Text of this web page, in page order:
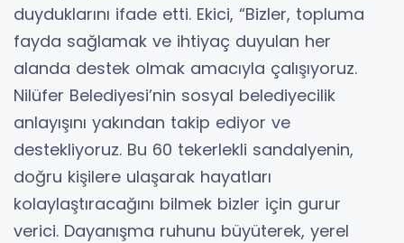
duyduklarını ifade etti. Ekici, “Bizler, topluma
fayda sağlamak ve ihtiyaç duyulan her
alanda destek olmak amacıyla çalışıyoruz.
Nilüfer Belediyesi’nin sosyal belediyecilik
anlayışını yakından takip ediyor ve
destekliyoruz. Bu 60 tekerlekli sandalyenin,
doğru kişilere ulaşarak hayatları
kolaylaştıracağını bilmek bizler için gurur
verici. Dayanışma ruhunu büyüterek, yerel